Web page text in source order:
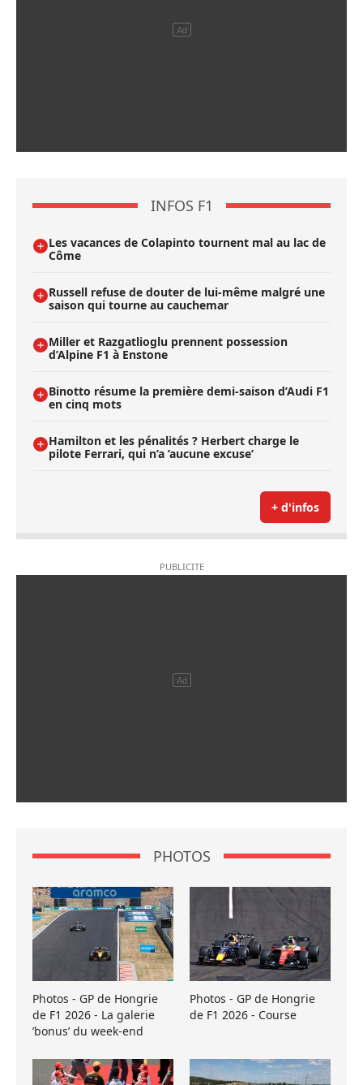
INFOS F1
Les vacances de Colapinto tournent mal au lac de
Côme
Russell refuse de douter de lui-même malgré une
saison qui tourne au cauchemar
Miller et Razgatlioglu prennent possession
d’Alpine F1 à Enstone
Binotto résume la première demi-saison d’Audi F1
en cinq mots
Hamilton et les pénalités ? Herbert charge le
pilote Ferrari, qui n’a ’aucune excuse’
+ d'infos
PHOTOS
Photos - GP de Hongrie
de F1 2026 - La galerie
’bonus’ du week-end
Photos - GP de Hongrie
de F1 2026 - Course